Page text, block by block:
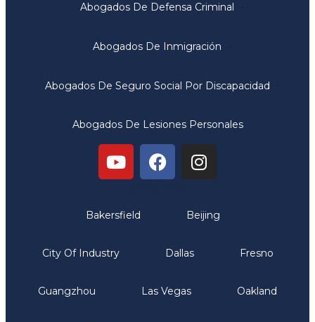
Abogados De Defensa Criminal
Abogados De Inmigración
Abogados De Seguro Social Por Discapacidad
Abogados De Lesiones Personales
Bakersfield Beijing
City Of Industry Dallas Fresno
Guangzhou Las Vegas Oakland